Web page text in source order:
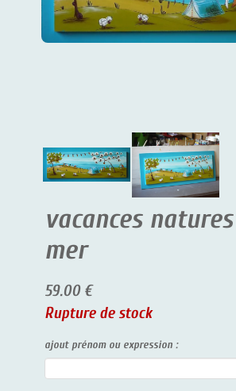
vacances
mer
59.00 €
Rupture de stock
ajout prénom ou expression :